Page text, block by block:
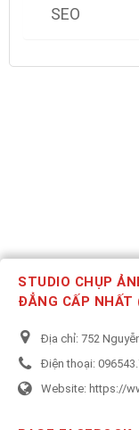
SEO
STUDIO CHỤP
ĐẲNG CẤP NHẤT
Địa chỉ: 752
Điện thoại:
Website: https://